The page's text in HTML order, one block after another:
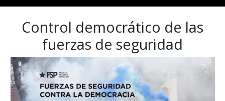
Control democrático de las
fuerzas de seguridad